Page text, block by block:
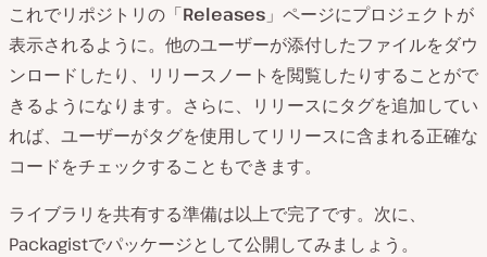
これでリポジトリの「Releases 」ページにプロジェクトが
表示されるように。他のユーザーが添付したファイルをダウ
ンロードしたり、リリースノートを閲覧したりすることがで
きるようになります。さらに、リリースにタグを追加してい
れば、ユーザーがタグを使用してリリースに含まれる正確な
コードをチェックすることもできます。
ライブラリを共有する準備は以上で完了です。次に、
Packagistでパッケージとして公開してみましょう。